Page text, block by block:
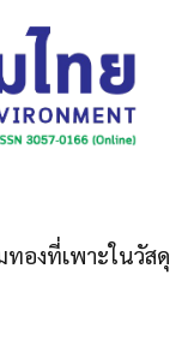
องที่เพาะในวัสดุ